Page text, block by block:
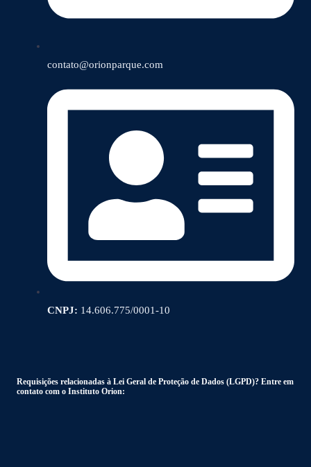
contato@orionparque.com
CNPJ: 14.606.775/0001-10
Requisições relacionadas à Lei Geral de Proteção de Dados (LGPD)? Entre em
contato com o Instituto Orion: